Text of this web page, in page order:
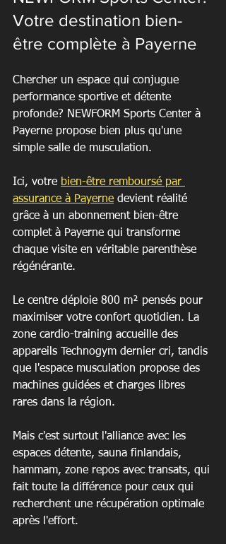
Votre destination bien-
être complète à Payerne
Chercher un espace qui conjugue
performance sportive et détente
profonde? NEWFORM Sports Center à
Payerne propose bien plus qu'une
simple salle de musculation.
Ici, votre bien-être remboursé par
assurance à Payerne devient réalité
grâce à un abonnement bien-être
complet à Payerne qui transforme
chaque visite en véritable parenthèse
régénérante.
Le centre déploie 800 m² pensés pour
maximiser votre confort quotidien. La
zone cardio-training accueille des
appareils Technogym dernier cri, tandis
que l'espace musculation propose des
machines guidées et charges libres
rares dans la région.
Mais c'est surtout l'alliance avec les
espaces détente, sauna finlandais,
hammam, zone repos avec transats, qui
fait toute la différence pour ceux qui
recherchent une récupération optimale
après l'effort.